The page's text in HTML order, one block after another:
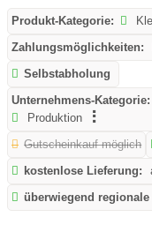
Produkt-Kategorie:
Zahlungsmöglichkeiten:
Selbstabholung
Unternehmens-Kategorie:
Produktion
Gutscheinkauf möglich
kostenlose Lieferung:
überwiegend